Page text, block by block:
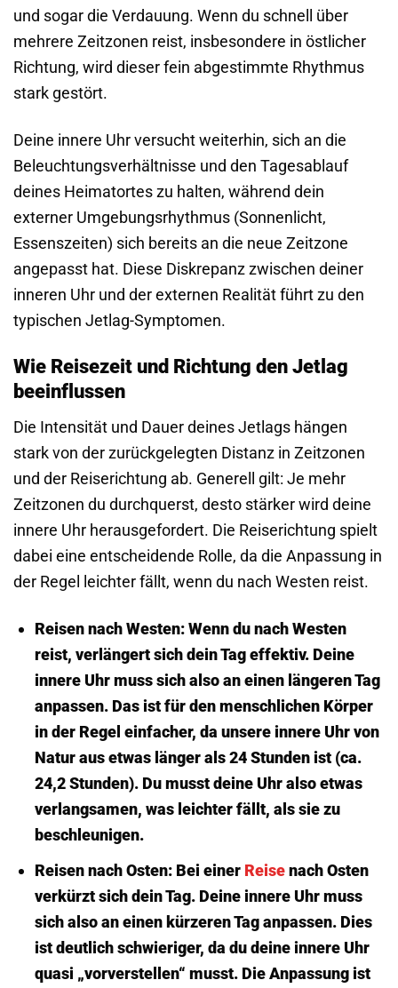
und sogar die Verdauung. Wenn du schnell über
mehrere Zeitzonen reist, insbesondere in östlicher
Richtung, wird dieser fein abgestimmte Rhythmus
stark gestört.
Deine innere Uhr versucht weiterhin, sich an die
Beleuchtungsverhältnisse und den Tagesablauf
deines Heimatortes zu halten, während dein
externer Umgebungsrhythmus (Sonnenlicht,
Essenszeiten) sich bereits an die neue Zeitzone
angepasst hat. Diese Diskrepanz zwischen deiner
inneren Uhr und der externen Realität führt zu den
typischen Jetlag-Symptomen.
Wie Reisezeit und Richtung den Jetlag
beeinflussen
Die Intensität und Dauer deines Jetlags hängen
stark von der zurückgelegten Distanz in Zeitzonen
und der Reise­richtung ab. Generell gilt: Je mehr
Zeitzonen du durchquerst, desto stärker wird deine
innere Uhr herausgefordert. Die Reise­richtung spielt
dabei eine entscheidende Rolle, da die Anpassung in
der Regel leichter fällt, wenn du nach Westen reist.
Reisen nach Westen:Wenn du nach Westen
reist, verlängert sich dein Tag effektiv. Deine
innere Uhr muss sich also an einen längeren Tag
anpassen. Das ist für den menschlichen Körper
in der Regel einfacher, da unsere innere Uhr von
Natur aus etwas länger als 24 Stunden ist (ca.
24,2 Stunden). Du musst deine Uhr also etwas
verlangsamen, was leichter fällt, als sie zu
beschleunigen.
Reisen nach Osten:Bei einer Reisenach Osten
verkürzt sich dein Tag. Deine innere Uhr muss
sich also an einen kürzeren Tag anpassen. Dies
ist deutlich schwieriger, da du deine innere Uhr
quasi „vorverstellen“ musst. Die Anpassung ist